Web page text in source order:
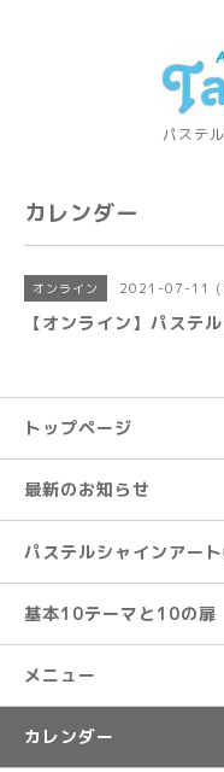
パステ
カレンダー
オンライン 2021-07-11
【オンライン】パステ
トップページ
最新のお知らせ
パステルシャインアー
基本10テーマと10の扉
メニュー
カレンダー